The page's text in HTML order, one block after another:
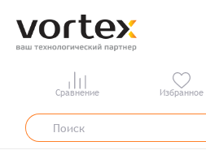
Сравнение Избранное